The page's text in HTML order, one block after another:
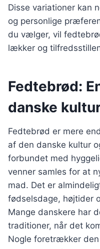
Disse variationer kan
og personlige
du vælger, vil
lækker og
Fedtebrød:
danske
Fedtebrød er mere
af den danske kultur
forbundet med
venner samles for at
mad. Det er
fødselsdage, højtider
Mange danskere har
traditioner, når det
Nogle foretrækker